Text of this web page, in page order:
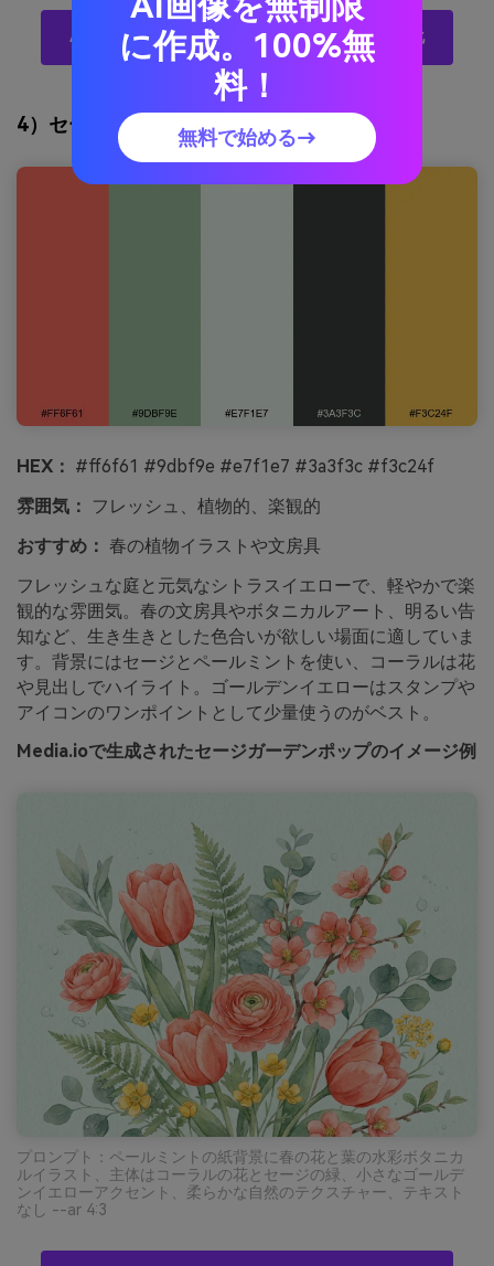
AIでレッドコーラルパレットを無料でビジュアル化
4）セージガーデンポップ
HEX： #ff6f61 #9dbf9e #e7f1e7 #3a3f3c #f3c24f
雰囲気：
フレッシュ、植物的、楽観的
おすすめ： 春の植物イラストや文房具
フレッシュな庭と元気なシトラスイエローで、軽やかで楽
観的な雰囲気。春の文房具やボタニカルアート、明るい告
知など、生き生きとした色合いが欲しい場面に適していま
す。背景にはセージとペールミントを使い、コーラルは花
や見出しでハイライト。ゴールデンイエローはスタンプや
アイコンのワンポイントとして少量使うのがベスト。
Media.ioで生成されたセージガーデンポップのイメージ例
プロンプト：ペールミントの紙背景に春の花と葉の水彩ボタニカ
ルイラスト、主体はコーラルの花とセージの緑、小さなゴールデ
ンイエローアクセント、柔らかな自然のテクスチャー、テキスト
なし --ar 4:3
に作成。100%無
料！
無料で始める→